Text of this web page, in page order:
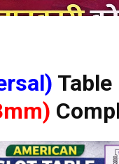
Table